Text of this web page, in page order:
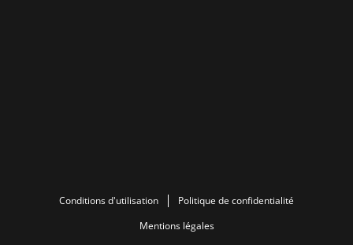
Conditions d'utilisation
Politique de confidentialité
Mentions légales